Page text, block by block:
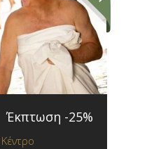
Έκπτωση -25%